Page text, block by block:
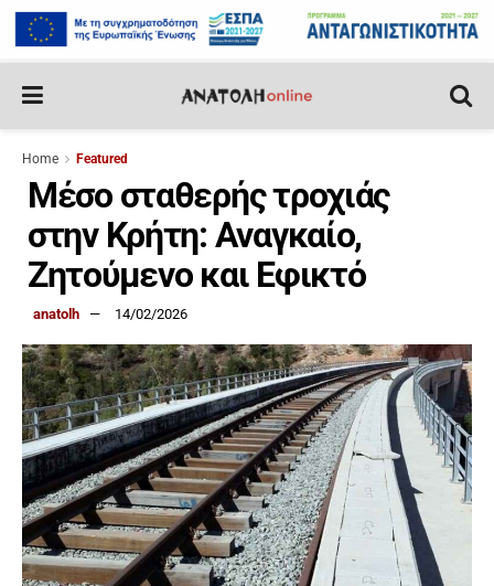
Home Featured
Μέσο σταθερής τροχιάς
στην Κρήτη: Αναγκαίο,
Ζητούμενο και Εφικτό
anatolh 14/02/2026